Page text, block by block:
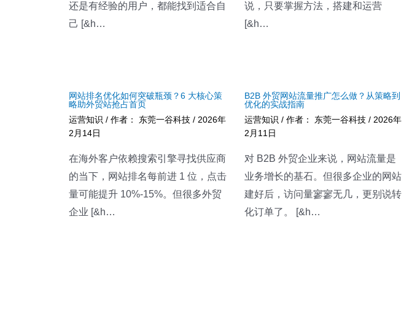
还是有经验的用户，都能找到适合自
己 [&h…
说，只要掌握方法，搭建和运营
[&h…
网站排名优化如何突破瓶颈？6 大核心策
略助外贸站抢占首页
运营知识 / 作者： 东莞一谷科技 / 2026年
2月14日
在海外客户依赖搜索引擎寻找供应商
的当下，网站排名每前进 1 位，点击
量可能提升 10%-15%。但很多外贸
企业 [&h…
B2B 外贸网站流量推广怎么做？从策略到
优化的实战指南
运营知识 / 作者： 东莞一谷科技/ 2026年
2月11日
对 B2B 外贸企业来说，网站流量是
业务增长的基石。但很多企业的网站
建好后，访问量寥寥无几，更别说转
化订单了。 [&h…